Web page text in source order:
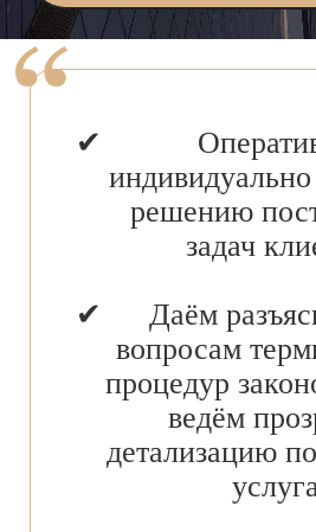
решению
задач
Даём
вопросам
процедур
ведём
детализацию